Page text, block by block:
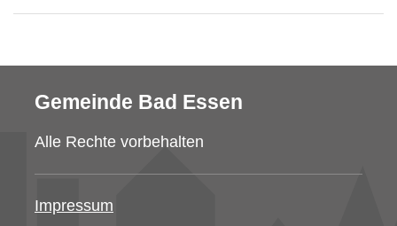
Gemeinde Bad Essen
Alle Rechte vorbehalten
Impressum